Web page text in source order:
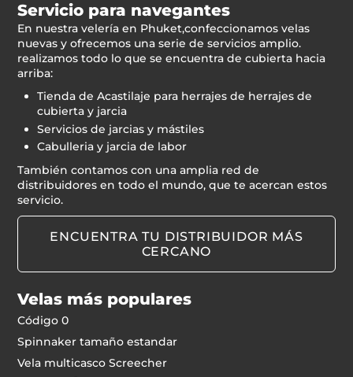
Servicio para navegantes
En nuestra velería en Phuket,confeccionamos velas
nuevas y ofrecemos una serie de servicios amplio.
realizamos todo lo que se encuentra de cubierta hacia
arriba:
Tienda de Acastilaje para herrajes de herrajes de
cubierta y jarcia
Servicios de jarcias y mástiles
Cabulleria y jarcia de labor
También contamos con una amplia red de
distribuidores en todo el mundo, que te acercan estos
servicio.
ENCUENTRA TU DISTRIBUIDOR MÁS
CERCANO
Velas más populares
Código 0
Spinnaker tamaño estandar
Vela multicasco Screecher